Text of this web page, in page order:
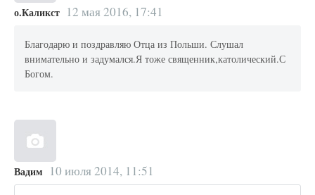
о.Каликст 12 мая 2016, 17:41
Благодарю и поздравляю Отца из Польши. Слушал
внимательно и задумался.Я тоже священник,католический.С
Богом.
Вадим 10 июля 2014, 11:51